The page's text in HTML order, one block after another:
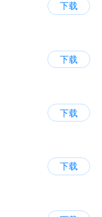
下载
下载
下载
下载